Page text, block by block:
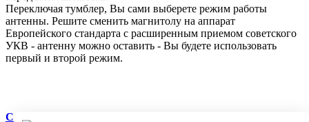
Переключая тумблер, Вы сами выберете режим работы
антенны. Решите сменить магнитолу на аппарат
Европейского стандарта с расширенным приемом советского
УКВ - антенну можно оставить - Вы будете использовать
первый и второй режим.
Скачать инструкцию Триада-160